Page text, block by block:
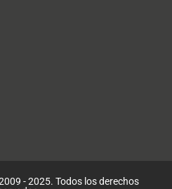
- 2025. Todos los derechos